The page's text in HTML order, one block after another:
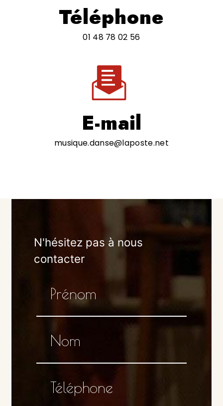
Téléphone
01 48 78 02 56
E-mail
musique.danse@laposte.net
N'hésitez pas à nous
contacter